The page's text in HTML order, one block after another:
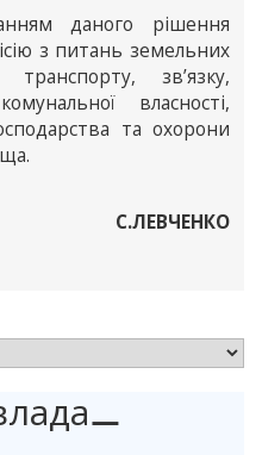
даного рішення
з питань земельних
транспорту, зв’язку,
власності,
та охорони
С.ЛЕВЧЕНКО
⚊